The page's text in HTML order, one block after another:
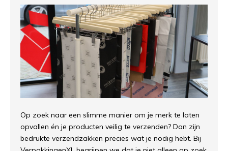
Op zoek naar een slimme manier om je merk te laten
opvallen én je producten veilig te verzenden? Dan zijn
bedrukte verzendzakken precies wat je nodig hebt. Bij